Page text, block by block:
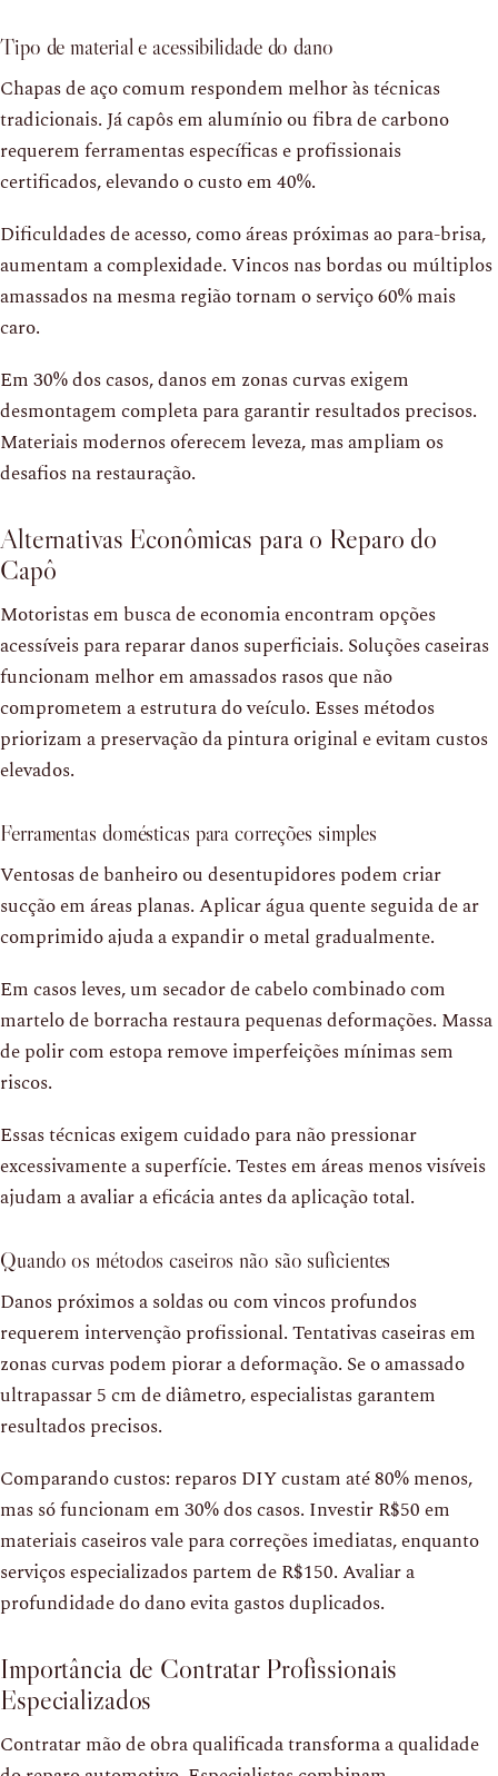
Tipo de material e acessibilidade do dano
Chapas de aço comum respondem melhor às técnicas
tradicionais. Já capôs em alumínio ou fibra de carbono
requerem ferramentas específicas e profissionais
certificados, elevando o custo em 40%.
Dificuldades de acesso, como áreas próximas ao para-brisa,
aumentam a complexidade. Vincos nas bordas ou múltiplos
amassados na mesma região tornam o serviço 60% mais
caro.
Em 30% dos casos, danos em zonas curvas exigem
desmontagem completa para garantir resultados precisos.
Materiais modernos oferecem leveza, mas ampliam os
desafios na restauração.
Alternativas Econômicas para o Reparo do
Capô
Motoristas em busca de economia encontram opções
acessíveis para reparar danos superficiais. Soluções caseiras
funcionam melhor em amassados rasos que não
comprometem a estrutura do veículo. Esses métodos
priorizam a preservação da pintura original e evitam custos
elevados.
Ferramentas domésticas para correções simples
Ventosas de banheiro ou desentupidores podem criar
sucção em áreas planas. Aplicar água quente seguida de ar
comprimido ajuda a expandir o metal gradualmente.
Em casos leves, um secador de cabelo combinado com
martelo de borracha restaura pequenas deformações. Massa
de polir com estopa remove imperfeições mínimas sem
riscos.
Essas técnicas exigem cuidado para não pressionar
excessivamente a superfície. Testes em áreas menos visíveis
ajudam a avaliar a eficácia antes da aplicação total.
Quando os métodos caseiros não são suficientes
Danos próximos a soldas ou com vincos profundos
requerem intervenção profissional. Tentativas caseiras em
zonas curvas podem piorar a deformação. Se o amassado
ultrapassar 5 cm de diâmetro, especialistas garantem
resultados precisos.
Comparando custos: reparos DIY custam até 80% menos,
mas só funcionam em 30% dos casos. Investir R$50 em
materiais caseiros vale para correções imediatas, enquanto
serviços especializados partem de R$150. Avaliar a
profundidade do dano evita gastos duplicados.
Importância de Contratar Profissionais
Especializados
Contratar mão de obra qualificada transforma a qualidade